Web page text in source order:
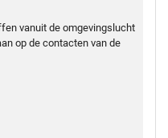
vanuit de omgevingslucht
op de contacten van de